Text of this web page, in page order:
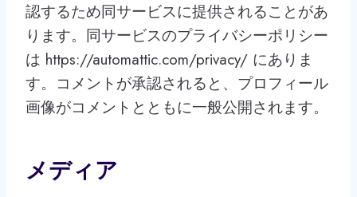
認するため同サービスに提供されることがあ
ります。同サービスのプライバシーポリシー
は https://automattic.com/privacy/ にありま
す。コメントが承認されると、プロフィール
画像がコメントとともに一般公開されます。
メディア